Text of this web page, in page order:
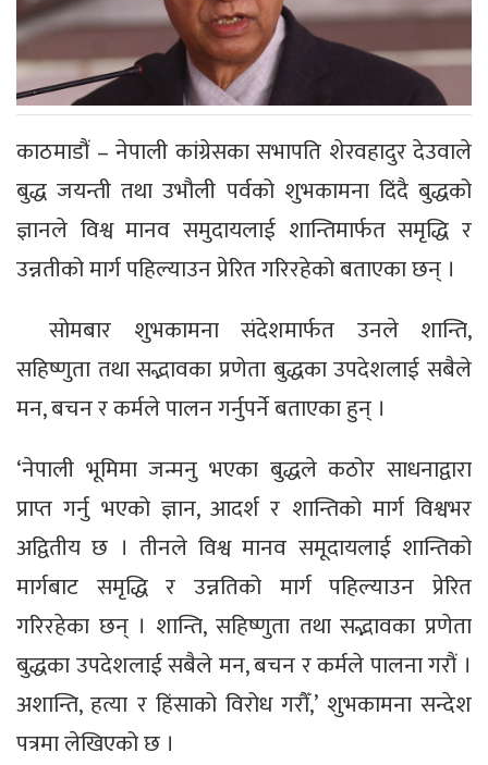
काठमाडौं – नेपाली कांग्रेसका सभापति शेरवहादुर देउवाले
बुद्ध जयन्ती तथा उभौली पर्वको शुभकामना दिंदै बुद्धको
ज्ञानले विश्व मानव समुदायलाई शान्तिमार्फत समृद्धि र
उन्नतीको मार्ग पहिल्याउन प्रेरित गरिरहेको बताएका छन् ।
सोमबार शुभकामना संदेशमार्फत उनले शान्ति,
सहिष्णुता तथा सद्भावका प्रणेता बुद्धका उपदेशलाई सबैले
मन, बचन र कर्मले पालन गर्नुपर्ने बताएका हुन् ।
‘नेपाली भूमिमा जन्मनु भएका बुद्धले कठोर साधनाद्वारा
प्राप्त गर्नु भएको ज्ञान, आदर्श र शान्तिको मार्ग विश्वभर
अद्वितीय छ । तीनले विश्व मानव समूदायलाई शान्तिको
मार्गबाट समृद्धि र उन्नतिको मार्ग पहिल्याउन प्रेरित
गरिरहेका छन् । शान्ति, सहिष्णुता तथा सद्भावका प्रणेता
बुद्धका उपदेशलाई सबैले मन, बचन र कर्मले पालना गरौं ।
अशान्ति, हत्या र हिंसाको विरोध गरौँ,’ शुभकामना सन्देश
पत्रमा लेखिएको छ ।